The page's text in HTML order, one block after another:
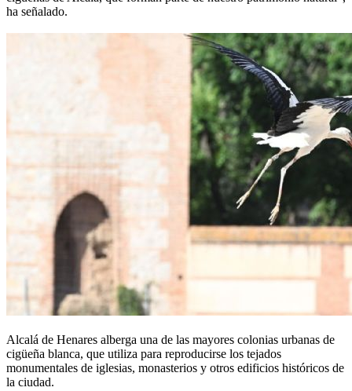
ha señalado.
Alcalá de Henares alberga una de las mayores colonias urbanas de
cigüeña blanca, que utiliza para reproducirse los tejados
monumentales de iglesias, monasterios y otros edificios históricos de
la ciudad.